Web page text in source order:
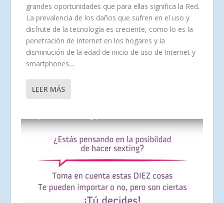
grandes oportunidades que para ellas significa la Red.
La prevalencia de los daños que sufren en el uso y
disfrute de la tecnología es creciente, como lo es la
penetración de Internet en los hogares y la
disminución de la edad de inicio de uso de Internet y
smartphones....
LEER MÁS